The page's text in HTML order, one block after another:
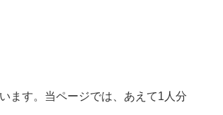
ます。当ページでは、あえて1人分